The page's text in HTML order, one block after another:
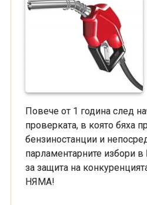
Повече от 1 година след
проверката, в която бяха
бензиностанции и
парламентарните избори
за защита на
НЯМА!